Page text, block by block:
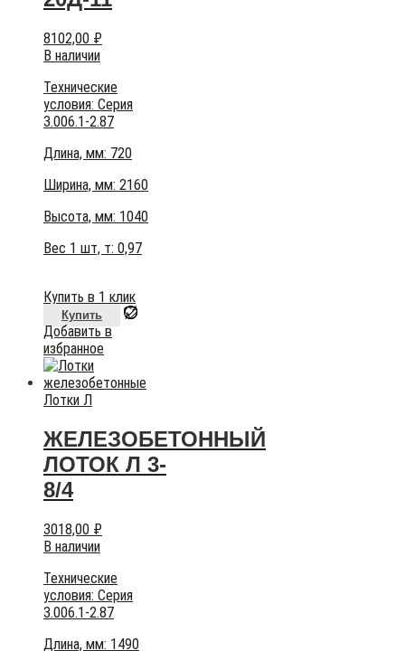
8102,00 ₽
В наличии
Технические
условия: Серия
3.006.1-2.87
Длина, мм: 720
Ширина, мм: 2160
Высота, мм: 1040
Вес 1 шт, т: 0,97
Купить в 1 клик
Купить
Добавить в
избранное
Лотки Л
ЖЕЛЕЗОБЕТОННЫЙ
ЛОТОК Л 3-
8/4
3018,00 ₽
В наличии
Технические
условия: Серия
3.006.1-2.87
Длина, мм: 1490